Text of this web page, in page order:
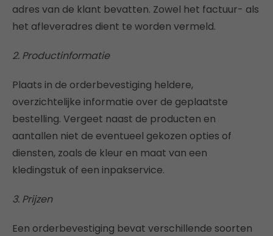
adres van de klant bevatten. Zowel het factuur- als
het afleveradres dient te worden vermeld.
2. Productinformatie
Plaats in de orderbevestiging heldere,
overzichtelijke informatie over de geplaatste
bestelling. Vergeet naast de producten en
aantallen niet de eventueel gekozen opties of
diensten, zoals de kleur en maat van een
kledingstuk of een inpakservice.
3. Prijzen
Een orderbevestiging bevat verschillende soorten